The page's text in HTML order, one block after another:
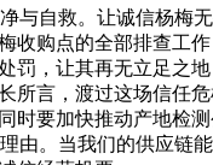
自救。让诚信杨梅无
购点的全部排查工
，让其再无立足之
，渡过这场信任
要加快推动产地检
。当我们的供应链